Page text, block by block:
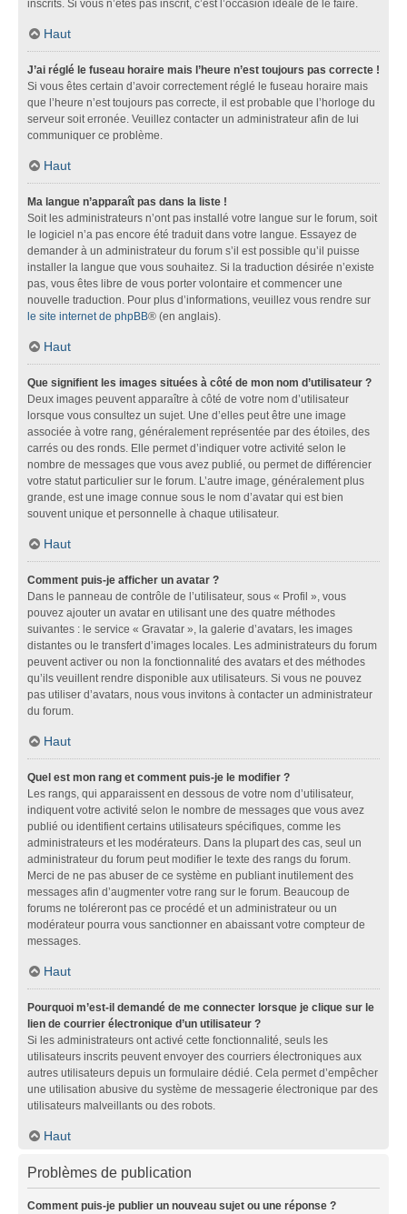
inscrits. Si vous n’êtes pas inscrit, c’est l’occasion idéale de le faire.
Haut
J’ai réglé le fuseau horaire mais l’heure n’est toujours pas correcte !
Si vous êtes certain d’avoir correctement réglé le fuseau horaire mais
que l’heure n’est toujours pas correcte, il est probable que l’horloge du
serveur soit erronée. Veuillez contacter un administrateur afin de lui
communiquer ce problème.
Haut
Ma langue n’apparaît pas dans la liste !
Soit les administrateurs n’ont pas installé votre langue sur le forum, soit
le logiciel n’a pas encore été traduit dans votre langue. Essayez de
demander à un administrateur du forum s’il est possible qu’il puisse
installer la langue que vous souhaitez. Si la traduction désirée n’existe
pas, vous êtes libre de vous porter volontaire et commencer une
nouvelle traduction. Pour plus d’informations, veuillez vous rendre sur
le site internet de phpBB® (en anglais).
Haut
Que signifient les images situées à côté de mon nom d’utilisateur ?
Deux images peuvent apparaître à côté de votre nom d’utilisateur
lorsque vous consultez un sujet. Une d’elles peut être une image
associée à votre rang, généralement représentée par des étoiles, des
carrés ou des ronds. Elle permet d’indiquer votre activité selon le
nombre de messages que vous avez publié, ou permet de différencier
votre statut particulier sur le forum. L’autre image, généralement plus
grande, est une image connue sous le nom d’avatar qui est bien
souvent unique et personnelle à chaque utilisateur.
Haut
Comment puis-je afficher un avatar ?
Dans le panneau de contrôle de l’utilisateur, sous « Profil », vous
pouvez ajouter un avatar en utilisant une des quatre méthodes
suivantes : le service « Gravatar », la galerie d’avatars, les images
distantes ou le transfert d’images locales. Les administrateurs du forum
peuvent activer ou non la fonctionnalité des avatars et des méthodes
qu’ils veuillent rendre disponible aux utilisateurs. Si vous ne pouvez
pas utiliser d’avatars, nous vous invitons à contacter un administrateur
du forum.
Haut
Quel est mon rang et comment puis-je le modifier ?
Les rangs, qui apparaissent en dessous de votre nom d’utilisateur,
indiquent votre activité selon le nombre de messages que vous avez
publié ou identifient certains utilisateurs spécifiques, comme les
administrateurs et les modérateurs. Dans la plupart des cas, seul un
administrateur du forum peut modifier le texte des rangs du forum.
Merci de ne pas abuser de ce système en publiant inutilement des
messages afin d’augmenter votre rang sur le forum. Beaucoup de
forums ne toléreront pas ce procédé et un administrateur ou un
modérateur pourra vous sanctionner en abaissant votre compteur de
messages.
Haut
Pourquoi m’est-il demandé de me connecter lorsque je clique sur le
lien de courrier électronique d’un utilisateur ?
Si les administrateurs ont activé cette fonctionnalité, seuls les
utilisateurs inscrits peuvent envoyer des courriers électroniques aux
autres utilisateurs depuis un formulaire dédié. Cela permet d’empêcher
une utilisation abusive du système de messagerie électronique par des
utilisateurs malveillants ou des robots.
Haut
Problèmes de publication
Comment puis-je publier un nouveau sujet ou une réponse ?